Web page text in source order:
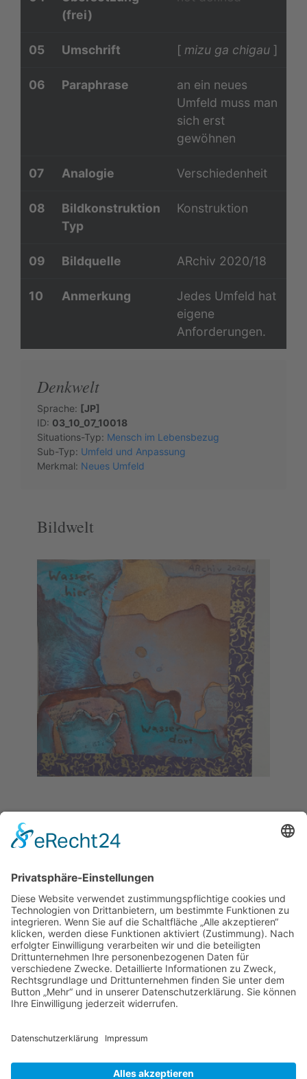
(frei)
05 Umschrift [ mizu ga chigau ]
06 Paraphrase
an ein neues
Umfeld muss man
sich erst
gewöhnen
07 Analogie Verschiedenheit
08
Bildkonstruktion
Typ
Konstruktion
09 Bildquelle ARchiv 2020/18
10 Anmerkung
Jedes Umfeld hat
eigene
Anforderungen.
Denkwelt
Sprache: [JP]
ID: 03_10_07_10018
Situations-Typ: Mensch im Lebensbezug
Sub-Typ: Umfeld und Anpassung
Merkmal: Neues Umfeld
Bildwelt
Nr. 1:Wasser
Nr. 2:Umfeld
Konkret: Ort- Charakter:mit spezifischem
Charakter
Copyright 2019 - 2023WAK / Prof. Dr. Annely